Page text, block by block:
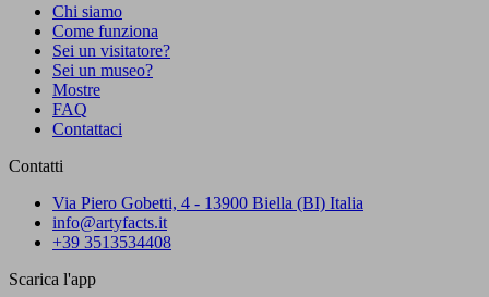
Chi siamo
Come funziona
Sei un visitatore?
Sei un museo?
Mostre
FAQ
Contattaci
Contatti
Via Piero Gobetti, 4 - 13900 Biella (BI) Italia
info@artyfacts.it
+39 3513534408
Scarica l'app